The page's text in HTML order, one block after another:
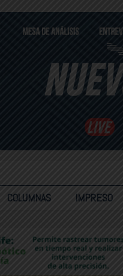
COLUMNAS IMPRESO